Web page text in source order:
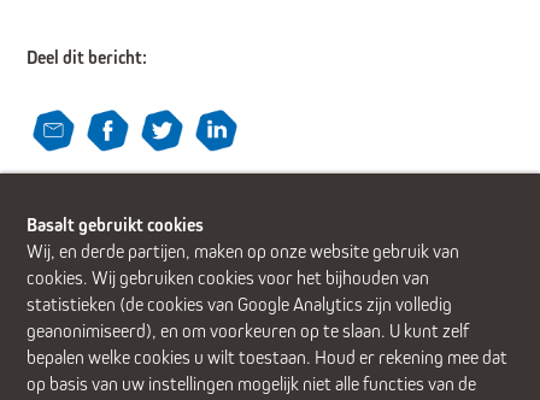
Deel dit bericht:
Alphen aan den Rijn (Alrijne Ziekenhuis) Delft
Den Haag
Gouda
Leiden Leiderdorp (Alrijne Ziekenhuis) Zoetermeer
Basalt gebruikt cookies
Wij, en derde partijen, maken op onze website gebruik van
cookies. Wij gebruiken cookies voor het bijhouden van
statistieken (de cookies van Google Analytics zijn volledig
geanonimiseerd), en om voorkeuren op te slaan. U kunt zelf
bepalen welke cookies u wilt toestaan. Houd er rekening mee dat
op basis van uw instellingen mogelijk niet alle functies van de